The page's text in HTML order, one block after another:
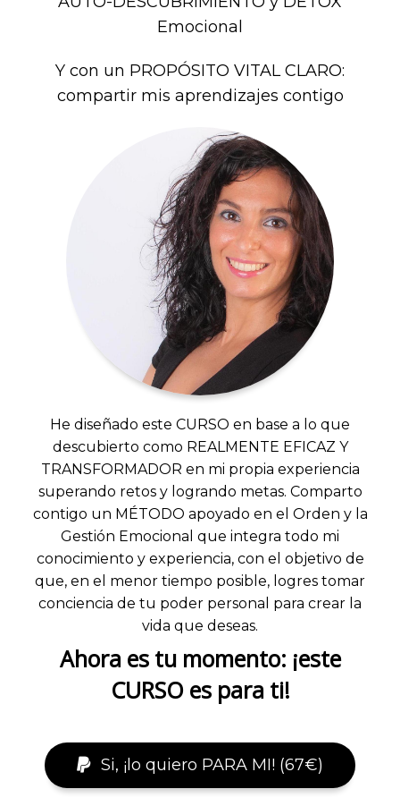
Emocional
Y con un PROPÓSITO VITAL CLARO:
compartir mis aprendizajes contigo
He diseñado este CURSO en base a lo que
descubierto como REALMENTE EFICAZ Y
TRANSFORMADOR en mi propia experiencia
superando retos y logrando metas. Comparto
contigo un MÉTODO apoyado en el Orden y la
Gestión Emocional que integra todo mi
conocimiento y experiencia, con el objetivo de
que, en el menor tiempo posible, logres tomar
conciencia de tu poder personal para crear la
vida que deseas.
Ahora es tu momento: ¡este
CURSO es para ti!
Si, ¡lo quiero PARA MI! (67€)